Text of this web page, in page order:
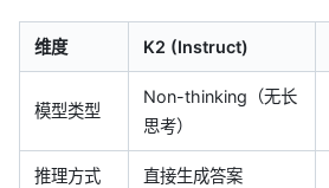
维度 K2 (Instruct)
模型类型
Non-thinking（无长
思考）
推理方式 直接生成答案